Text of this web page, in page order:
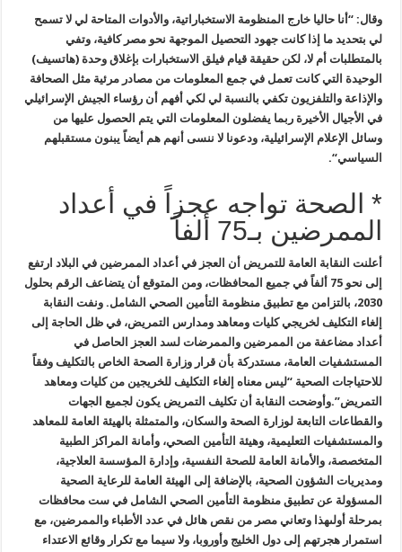
وقال: “أنا حاليا خارج المنظومة الاستخباراتية، والأدوات المتاحة لي لا تسمح
لي بتحديد ما إذا كانت جهود التحصيل الموجهة نحو مصر كافية، وتفي
بالمتطلبات أم لا، لكن حقيقة قيام فيلق الاستخبارات بإغلاق وحدة (هاتسيف)
الوحيدة التي كانت تعمل في جمع المعلومات من مصادر مرئية مثل الصحافة
والإذاعة والتلفزيون تكفي بالنسبة لي لكي أفهم أن رؤساء الجيش الإسرائيلي
في الأجيال الأخيرة ربما يفضلون المعلومات التي يتم الحصول عليها من
وسائل الإعلام الإسرائيلية، ودعونا لا ننسى أنهم هم أيضاً يبنون مستقبلهم
السياسي“.
* الصحة تواجه عجزاً في أعداد
الممرضين بـ75 ألفاً
أعلنت النقابة العامة للتمريض أن العجز في أعداد الممرضين في البلاد ارتفع
إلى نحو 75 ألفاً في جميع المحافظات، ومن المتوقع أن يتضاعف الرقم بحلول
2030، بالتزامن مع تطبيق منظومة التأمين الصحي الشامل. ونفت النقابة
إلغاء التكليف لخريجي كليات ومعاهد ومدارس التمريض، في ظل الحاجة إلى
أعداد مضاعفة من الممرضين والممرضات لسد العجز الحاصل في
المستشفيات العامة، مستدركة بأن قرار وزارة الصحة الخاص بالتكليف وفقاً
للاحتياجات الصحية “ليس معناه إلغاء التكليف للخريجين من كليات ومعاهد
التمريض”.وأوضحت النقابة أن تكليف التمريض يكون لجميع الجهات
والقطاعات التابعة لوزارة الصحة والسكان، والمتمثلة بالهيئة العامة للمعاهد
والمستشفيات التعليمية، وهيئة التأمين الصحي، وأمانة المراكز الطبية
المتخصصة، والأمانة العامة للصحة النفسية، وإدارة المؤسسة العلاجية،
ومديريات الشؤون الصحية، بالإضافة إلى الهيئة العامة للرعاية الصحية
المسؤولة عن تطبيق منظومة التأمين الصحي الشامل في ست محافظات
بمرحلة أولىهذا وتعاني مصر من نقص هائل في عدد الأطباء والممرضين، مع
استمرار هجرتهم إلى دول الخليج وأوروبا، ولا سيما مع تكرار وقائع الاعتداء